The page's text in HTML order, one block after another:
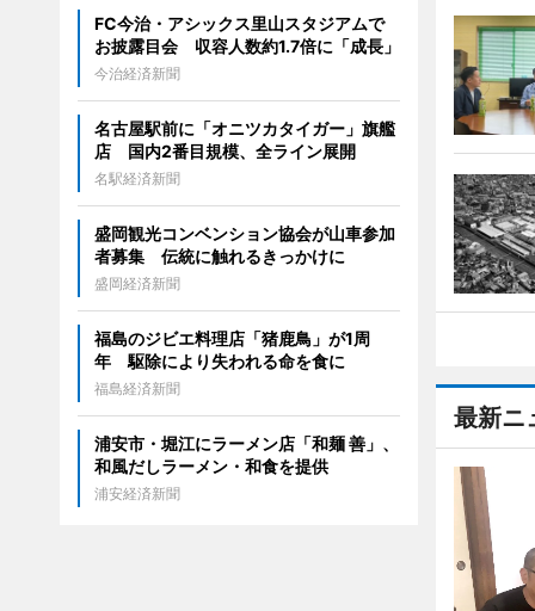
最新ニ
FC今治・アシックス里山スタジアムで
お披露目会 収容人数約1.7倍に「成長」
今治経済新聞
名古屋駅前に「オニツカタイガー」旗艦
店 国内2番目規模、全ライン展開
名駅経済新聞
盛岡観光コンベンション協会が山車参加
者募集 伝統に触れるきっかけに
盛岡経済新聞
福島のジビエ料理店「猪鹿鳥」が1周
年 駆除により失われる命を食に
福島経済新聞
浦安市・堀江にラーメン店「和麺 善」、
和風だしラーメン・和食を提供
浦安経済新聞